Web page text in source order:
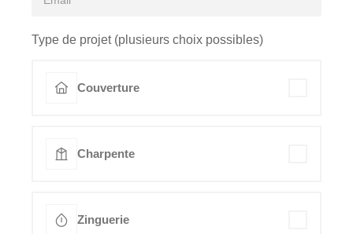
Type de projet (plusieurs choix possibles)
Couverture
Charpente
Zinguerie